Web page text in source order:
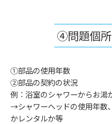
④問題個
①部品の使用年数
②部品の契約の状況
例：浴室のシャワーからお湯
→シャワーヘッドの使用年数
かレンタルか等